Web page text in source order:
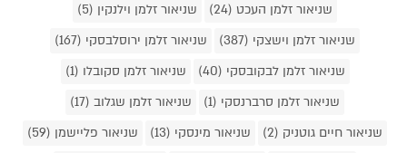
שניאור זלמן העכט (24)
שניאור זלמן וילנקין (5)
שניאור זלמן וישצקי (387)
שניאור זלמן ירוסלבסקי (167)
שניאור זלמן לבקובסקי (40)
שניאור זלמן סקובלו (1)
שניאור זלמן סרברנסקי (1)
שניאור זלמן שגלוב (17)
שניאור חיים גוטניק (2)
שניאור מינסקי (13) שניאור פליישמן (59)